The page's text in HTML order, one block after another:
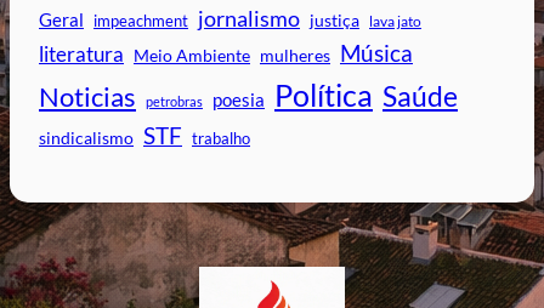
Geral impeachment jornalismo justiça lava jato
literatura Meio Ambiente mulheres Música
Noticias petrobras poesia Política Saúde
sindicalismo STF trabalho